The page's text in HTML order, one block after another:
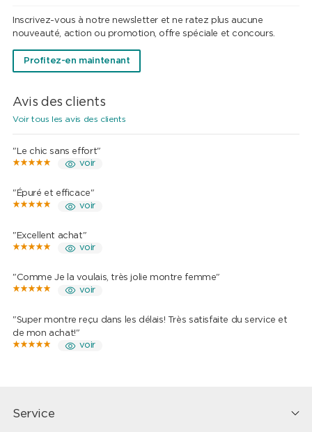
Inscrivez-vous à notre newsletter et ne ratez plus aucune
nouveauté, action ou promotion, offre spéciale et concours.
Profitez-en maintenant
Avis des clients
Voir tous les avis des clients
"Le chic sans effort"
voir
"Épuré et efficace"
voir
"Excellent achat"
voir
"Comme Je la voulais, très jolie montre femme"
voir
"Super montre reçu dans les délais! Très satisfaite du service et
de mon achat!"
voir
Service